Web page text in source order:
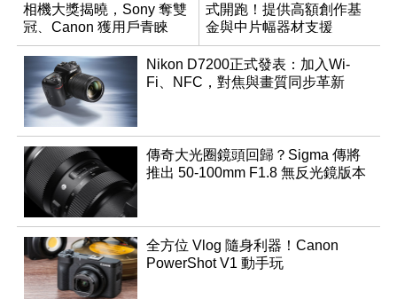
相機大獎揭曉，Sony 奪雙
冠、Canon 獲用戶青睞
式開跑！提供高額創作基
金與中片幅器材支援
Nikon D7200正式發表：加入Wi-
Fi、NFC，對焦與畫質同步革新
傳奇大光圈鏡頭回歸？Sigma 傳將
推出 50-100mm F1.8 無反光鏡版本
全方位 Vlog 隨身利器！Canon
PowerShot V1 動手玩